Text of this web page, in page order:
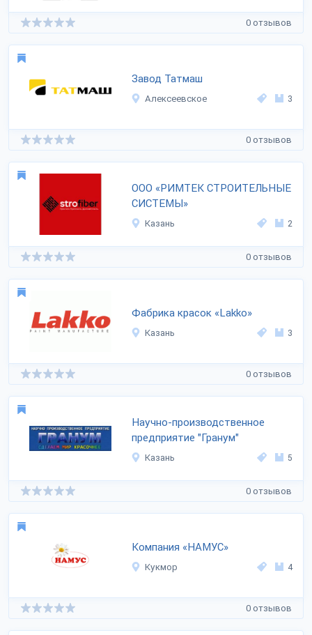
0 отзывов
Завод Татмаш
Алексеевское 3
0 отзывов
ООО «РИМТЕК СТРОИТЕЛЬНЫЕ
СИСТЕМЫ»
Казань 2
0 отзывов
Фабрика красок «Lakko»
Казань 3
0 отзывов
Научно-производственное
предприятие "Гранум"
Казань 5
0 отзывов
Компания «НАМУС»
Кукмор 4
0 отзывов